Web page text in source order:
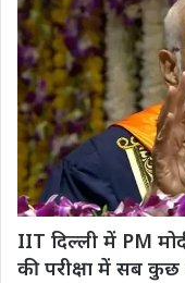
IIT दिल्ली में PM
की परीक्षा में सब